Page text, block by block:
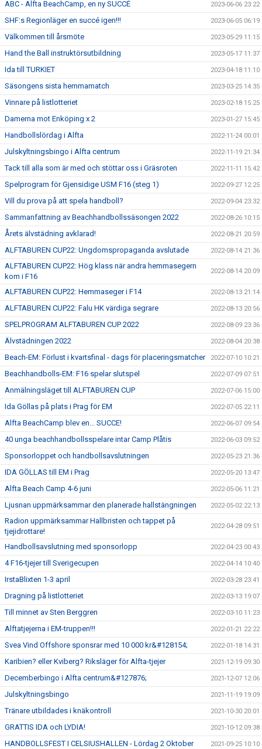
ABC - Alfta BeachCamp, en ny SUCCÉ 2023-06-06 23:22
SHF:s Regionläger en succé igen!!! 2023-06-05 06:19
Välkommen till årsmöte 2023-05-29 11:15
Hand the Ball instruktörsutbildning 2023-05-17 11:37
Ida till TURKIET 2023-04-18 11:10
Säsongens sista hemmamatch 2023-03-25 14:35
Vinnare på listlotteriet 2023-02-18 15:25
Damerna mot Enköping x 2 2023-01-27 15:45
Handbollslördag i Alfta 2022-11-24 00:01
Julskyltningsbingo i Alfta centrum 2022-11-19 21:34
Tack till alla som är med och stöttar oss i Gräsroten 2022-11-11 15:42
Spelprogram för Gjensidige USM F16 (steg 1) 2022-09-27 12:25
Vill du prova på att spela handboll? 2022-09-04 23:32
Sammanfattning av Beachhandbollssäsongen 2022 2022-08-26 10:15
Årets älvstädning avklarad! 2022-08-21 20:59
ALFTABUREN CUP22: Ungdomspropaganda avslutade 2022-08-14 21:36
ALFTABUREN CUP22: Hög klass när andra hemmasegern
kom i F16
2022-08-14 20:09
ALFTABUREN CUP22: Hemmaseger i F14 2022-08-13 21:14
ALFTABUREN CUP22: Falu HK värdiga segrare 2022-08-13 20:56
SPELPROGRAM ALFTABUREN CUP 2022 2022-08-09 23:36
Älvstädningen 2022 2022-08-04 20:38
Beach-EM: Förlust i kvartsfinal - dags för placeringsmatcher 2022-07-10 10:21
Beachhandbolls-EM: F16 spelar slutspel 2022-07-09 07:51
Anmälningsläget till ALFTABUREN CUP 2022-07-06 15:00
Ida Göllas på plats i Prag för EM 2022-07-05 22:11
Alfta BeachCamp blev en... SUCCE! 2022-06-07 09:54
40 unga beachhandbollsspelare intar Camp Plåtis 2022-06-03 09:52
Sponsorloppet och handbollsavslutningen 2022-05-23 21:36
IDA GÖLLAS till EM i Prag 2022-05-20 13:47
Alfta Beach Camp 4-6 juni 2022-05-06 11:21
Ljusnan uppmärksammar den planerade hallstängningen 2022-05-02 22:13
Radion uppmärksammar Hallbristen och tappet på
tjejidrottare!
2022-04-28 09:51
Handbollsavslutning med sponsorlopp 2022-04-23 00:43
4 F16-tjejer till Sverigecupen 2022-04-14 10:40
IrstaBlixten 1-3 april 2022-03-28 23:41
Dragning på listlotteriet 2022-03-13 19:07
Till minnet av Sten Berggren 2022-03-10 11:23
Alftatjejerna i EM-truppen!!! 2022-01-21 22:22
Svea Vind Offshore sponsrar med 10 000 kr&#128154; 2022-01-18 14:31
Karibien? eller Kviberg? Riksläger för Alfta-tjejer 2021-12-19 09:30
Decemberbingo i Alfta centrum&#127876; 2021-12-07 12:06
Julskyltningsbingo 2021-11-19 19:09
Tränare utbildades i knäkontroll 2021-10-30 20:01
GRATTIS IDA och LYDIA! 2021-10-12 09:38
HANDBOLLSFEST I CELSIUSHALLEN - Lördag 2 Oktober 2021-09-25 10:10